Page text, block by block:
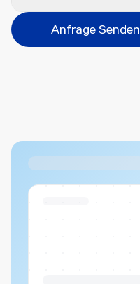
Position
Bitte wählen...
Anfrage Senden